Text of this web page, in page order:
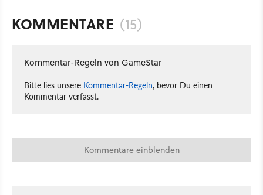
KOMMENTARE (15)
Kommentar-Regeln von GameStar
Bitte lies unsere Kommentar-Regeln, bevor Du einen
Kommentar verfasst.
Kommentare einblenden